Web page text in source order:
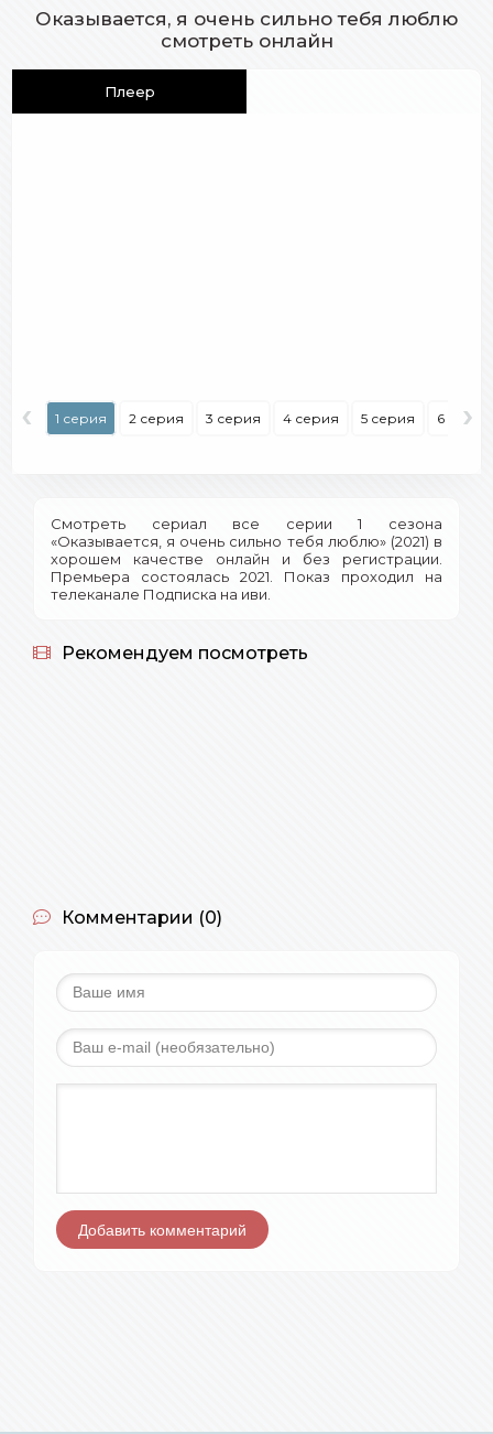
Оказывается, я очень сильно тебя люблю
смотреть онлайн
Плеер
‹ 1 серия 2 серия 3 серия 4 серия 5 серия 6 серия
›
Смотреть сериал все серии 1 сезона
«Оказывается, я очень сильно тебя люблю» (2021) в
хорошем качестве онлайн и без регистрации.
Премьера состоялась 2021. Показ проходил на
телеканале Подписка на иви.
Рекомендуем посмотреть
Комментарии (0)
Добавить комментарий